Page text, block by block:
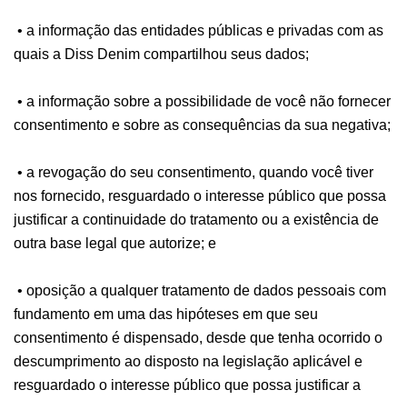
• a informação das entidades públicas e privadas com as
quais a Diss Denim compartilhou seus dados;
• a informação sobre a possibilidade de você não fornecer
consentimento e sobre as consequências da sua negativa;
• a revogação do seu consentimento, quando você tiver
nos fornecido, resguardado o interesse público que possa
justificar a continuidade do tratamento ou a existência de
outra base legal que autorize; e
• oposição a qualquer tratamento de dados pessoais com
fundamento em uma das hipóteses em que seu
consentimento é dispensado, desde que tenha ocorrido o
descumprimento ao disposto na legislação aplicável e
resguardado o interesse público que possa justificar a